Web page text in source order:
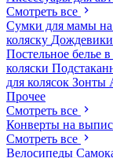
Смотреть все
Сумки для мамы на
коляску Дождевики
Постельное белье в
коляски
для колясок Зонты
Прочее
Смотреть все
Конверты на
Смотреть все
Велосипеды